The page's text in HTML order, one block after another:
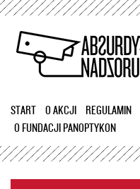
treści
START O AKCJI REGULAMIN
O FUNDACJI PANOPTYKON